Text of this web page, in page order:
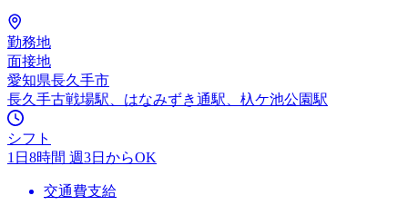
勤務地
面接地
愛知県長久手市
長久手古戦場駅、はなみずき通駅、杁ケ池公園駅
シフト
1日8時間 週3日からOK
交通費支給